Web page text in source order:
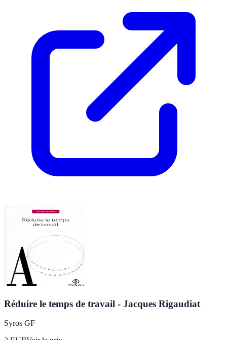
Réduire le temps de travail - Jacques Rigaudiat
Syros GF